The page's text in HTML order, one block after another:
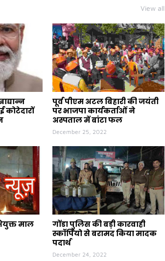
View all
कोटेदारों
पूर्व पीएम अटल बिहारी की जयंती
पर भाजपा कार्यकर्ताओं ने
अस्पताल में बांटा फल
December 25, 2022
माल
गोंडा पुलिस की बड़ी कारवाही
स्कॉर्पियो से बरामद किया मादक
पदार्थ
December 24, 2022